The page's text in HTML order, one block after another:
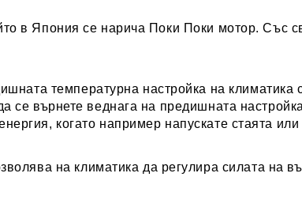
в Япония се нарича Поки Поки мотор. Със
температурна настройка на климатика
се върнете веднага на предишната
когато например напускате стаята
на климатика да регулира силата на